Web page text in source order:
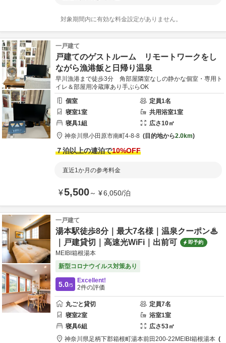
対象期間内に有効な料金設定がありません。
一戸建て
戸建てのゲストルーム リモートワークをし
ながら漁港飯と日帰り温泉
早川漁港まで徒歩3分 角部屋隣室なしの静かな個室・専用ト
イレ＆部屋用冷蔵庫あり手ぶらOK
個室
定員1名
寝室1室 共用浴室1室
寝具1組 広さ10㎡
神奈川県小田原市南町4-8-8 目的地から2.0km
７泊以上の連泊で10%OFF
直近1か月の参考料金
¥5,500～ ¥6,050/泊
一戸建て
湯本駅徒歩8分｜最大7名様｜温泉クーポン♨︎
｜戸建貸切｜高速光WiFi｜出前可
即予約
MEIBI箱根湯本
新型コロナウイルス対策あり
5.0/5
Excellent!
2件の評価
丸ごと貸切 定員7名
寝室2室 浴室1室
寝具6組 広さ53㎡
神奈川県足柄下郡箱根町湯本前田200-22 MEIBI箱根湯本